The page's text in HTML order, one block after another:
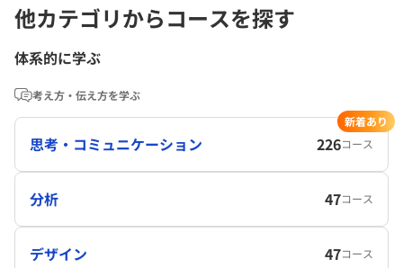
他カテゴリからコースを探す
体系的に学ぶ
考え方・伝え方を学ぶ
思考・コミュニケーション 226コース
新着あり
分析 47コース
デザイン 47コース